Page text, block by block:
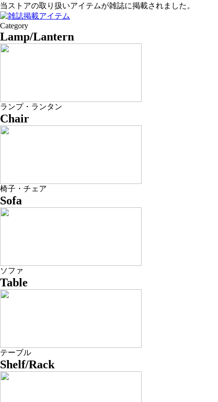
当ストアの取り扱いアイテムが雑誌に掲載されました。
Category
Lamp/Lantern
ランプ・ランタン
Chair
椅子・チェア
Sofa
ソファ
Table
テーブル
Shelf/Rack